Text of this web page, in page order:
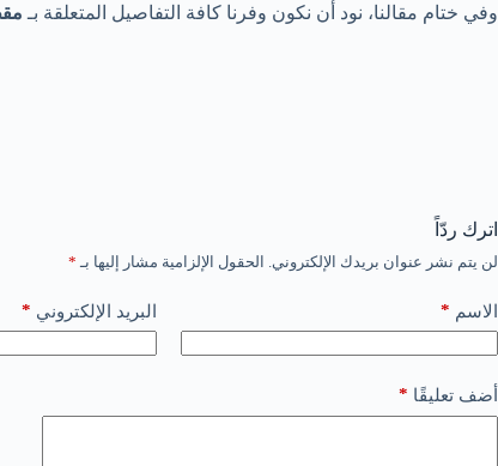
وفي ختام مقالنا، نود أن نكون وفرنا كافة التفاصيل المتعلقة بـ
اترك ردّاً
لن يتم نشر عنوان بريدك الإلكتروني. الحقول الإلزامية مشار إليها بـ *
الاسم * البريد الإلكتروني *
أضف تعليقًا *